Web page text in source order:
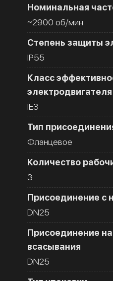
Номинальная
~2900 об/мин
Степень защиты
IP55
Класс
электродвигателя
IE3
Тип
Фланцевое
Количество
3
Присоединение с
DN25
Присоединение
всасывания
DN25